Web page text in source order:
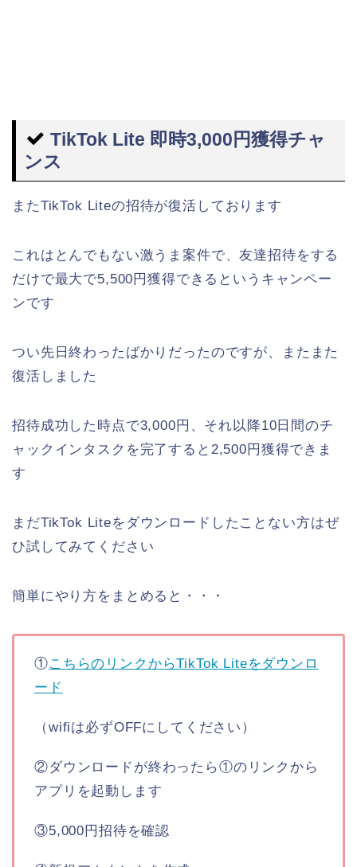
TikTok Lite 即時3,000円獲得チャ
ンス
またTikTok Liteの招待が復活しております
これはとんでもない激うま案件で、友達招待をする
だけで最大で5,500円獲得できるというキャンペー
ンです
つい先日終わったばかりだったのですが、またまた
復活しました
招待成功した時点で3,000円、それ以降10日間のチ
ャックインタスクを完了すると2,500円獲得できま
す
まだTikTok Liteをダウンロードしたことない方はぜ
ひ試してみてください
簡単にやり方をまとめると・・・
①こちらのリンクからTikTok Liteをダウンロ
ード
（wifiは必ずOFFにしてください）
②ダウンロードが終わったら①のリンクから
アプリを起動します
③5,000円招待を確認